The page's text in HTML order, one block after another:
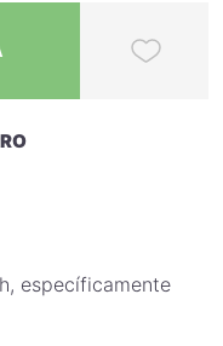
específicamente